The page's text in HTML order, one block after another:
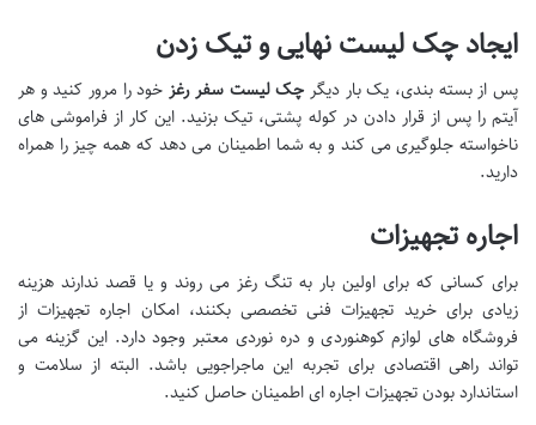
ایجاد چک لیست نهایی و تیک زدن
پس از بسته بندی، یک بار دیگر چک لیست سفر رغز خود را مرور کنید و هر
آیتم را پس از قرار دادن در کوله پشتی، تیک بزنید. این کار از فراموشی های
ناخواسته جلوگیری می کند و به شما اطمینان می دهد که همه چیز را همراه
دارید.
اجاره تجهیزات
برای کسانی که برای اولین بار به تنگ رغز می روند و یا قصد ندارند هزینه
زیادی برای خرید تجهیزات فنی تخصصی بکنند، امکان اجاره تجهیزات از
فروشگاه های لوازم کوهنوردی و دره نوردی معتبر وجود دارد. این گزینه می
تواند راهی اقتصادی برای تجربه این ماجراجویی باشد. البته از سلامت و
استاندارد بودن تجهیزات اجاره ای اطمینان حاصل کنید.